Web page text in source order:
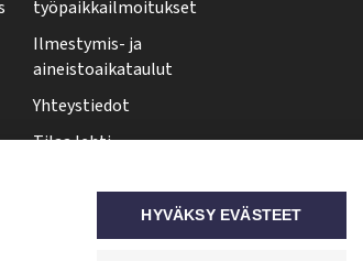
työpaikkailmoitukset
Ilmestymis- ja
aineistoaikataulut
Yhteystiedot
Tilaa lehti
Tehy-lehti somessaHYVÄKSY EVÄSTEET